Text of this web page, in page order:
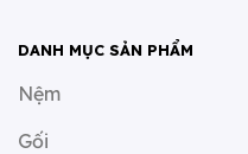
DANH MỤC SẢN PHẨM
Nệm
Gối